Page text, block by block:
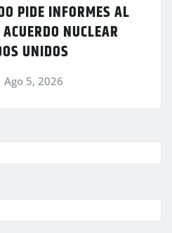
PIDE INFORMES AL
NUCLEAR
UNIDOS
Ago 5, 2026